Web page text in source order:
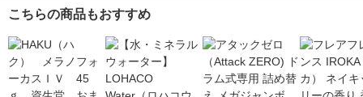
こちらの商品もおすすめ